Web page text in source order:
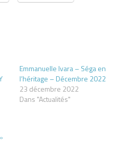
Emmanuelle Ivara – Séga en
l’héritage – Décembre 2022
23 décembre 2022
Dans "Actualités"